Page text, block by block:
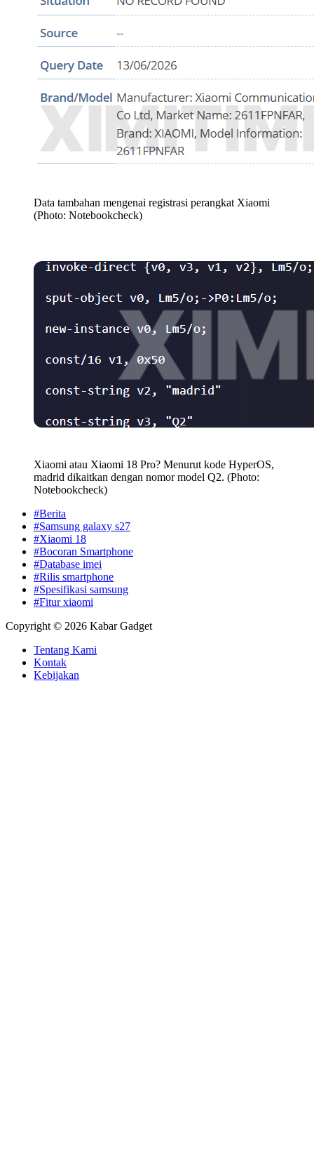
Data tambahan mengenai registrasi perangkat Xiaomi
(Photo: Notebookcheck)
Xiaomi atau Xiaomi 18 Pro? Menurut kode HyperOS,
madrid dikaitkan dengan nomor model Q2. (Photo:
Notebookcheck)
#Berita
#Samsung galaxy s27
#Xiaomi 18
#Bocoran Smartphone
#Database imei
#Rilis smartphone
#Spesifikasi samsung
#Fitur xiaomi
Copyright © 2026 Kabar Gadget
Tentang Kami
Kontak
Kebijakan